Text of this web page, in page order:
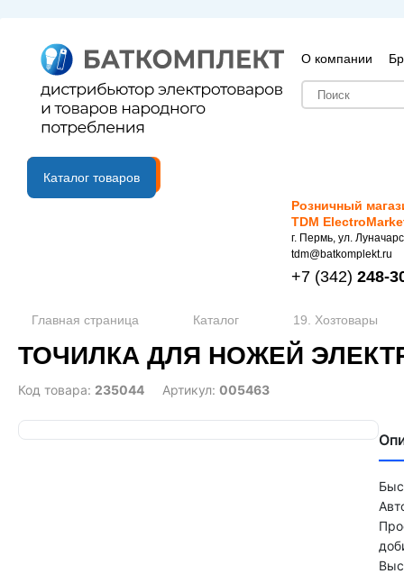
О компании
B2B портал
Каталог товаров
Розничный
TDM
г. Пермь, ул.
tdm@batkomplekt.ru
+7 (342) 248-
Главная страница Каталог 19. Хозтовары
ТОЧИЛКА ДЛЯ НОЖЕЙ
Код товара: 235044 Артикул: 005463